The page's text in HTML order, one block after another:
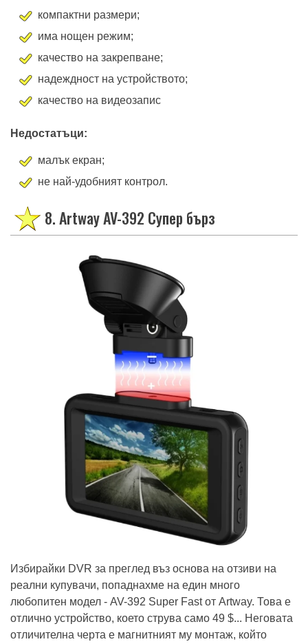
компактни размери;
има нощен режим;
качество на закрепване;
надеждност на устройството;
качество на видеозапис
Недостатъци:
малък екран;
не най-удобният контрол.
8. Artway AV-392 Супер бърз
Избирайки DVR за преглед въз основа на отзиви на
реални купувачи, попаднахме на един много
любопитен модел - AV-392 Super Fast от Artway. Това е
отлично устройство, което струва само 49 $... Неговата
отличителна черта е магнитният му монтаж, който